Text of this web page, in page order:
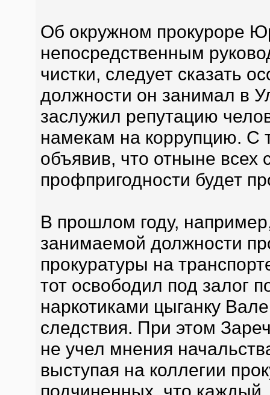
Об окружном прокуроре
непосредственным
чистки, следует сказать
должности он занимал в
заслужил репутацию
намекам на коррупцию. С
объявив, что отныне всех
профпригодности будет
В прошлом году,
занимаемой должности
прокуратуры на
тот освободил под залог
наркотиками цыганку
следствия. При этом
не учел мнения
выступая на коллегии
подчиненных, что каждый,